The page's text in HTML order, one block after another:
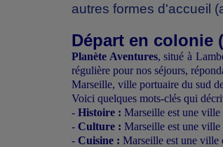
autres formes d'accueil
Départ en colonie
Planète Aventures, situé à
régulière pour nos séjours,
Marseille, ville portuaire du sud
Voici quelques mots-clés qui
- Histoire : Marseille est une ville
- Culture : Marseille est une ville
- Cuisine : Marseille est une ville